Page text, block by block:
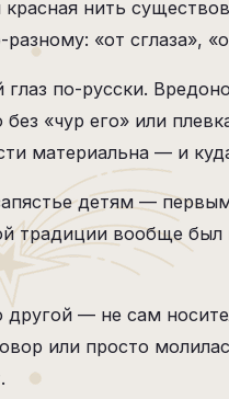
нить
«от сглаза»,
по-русски.
без «чур его» или
материальна — и
детям —
традиции вообще
другой — не сам
или просто